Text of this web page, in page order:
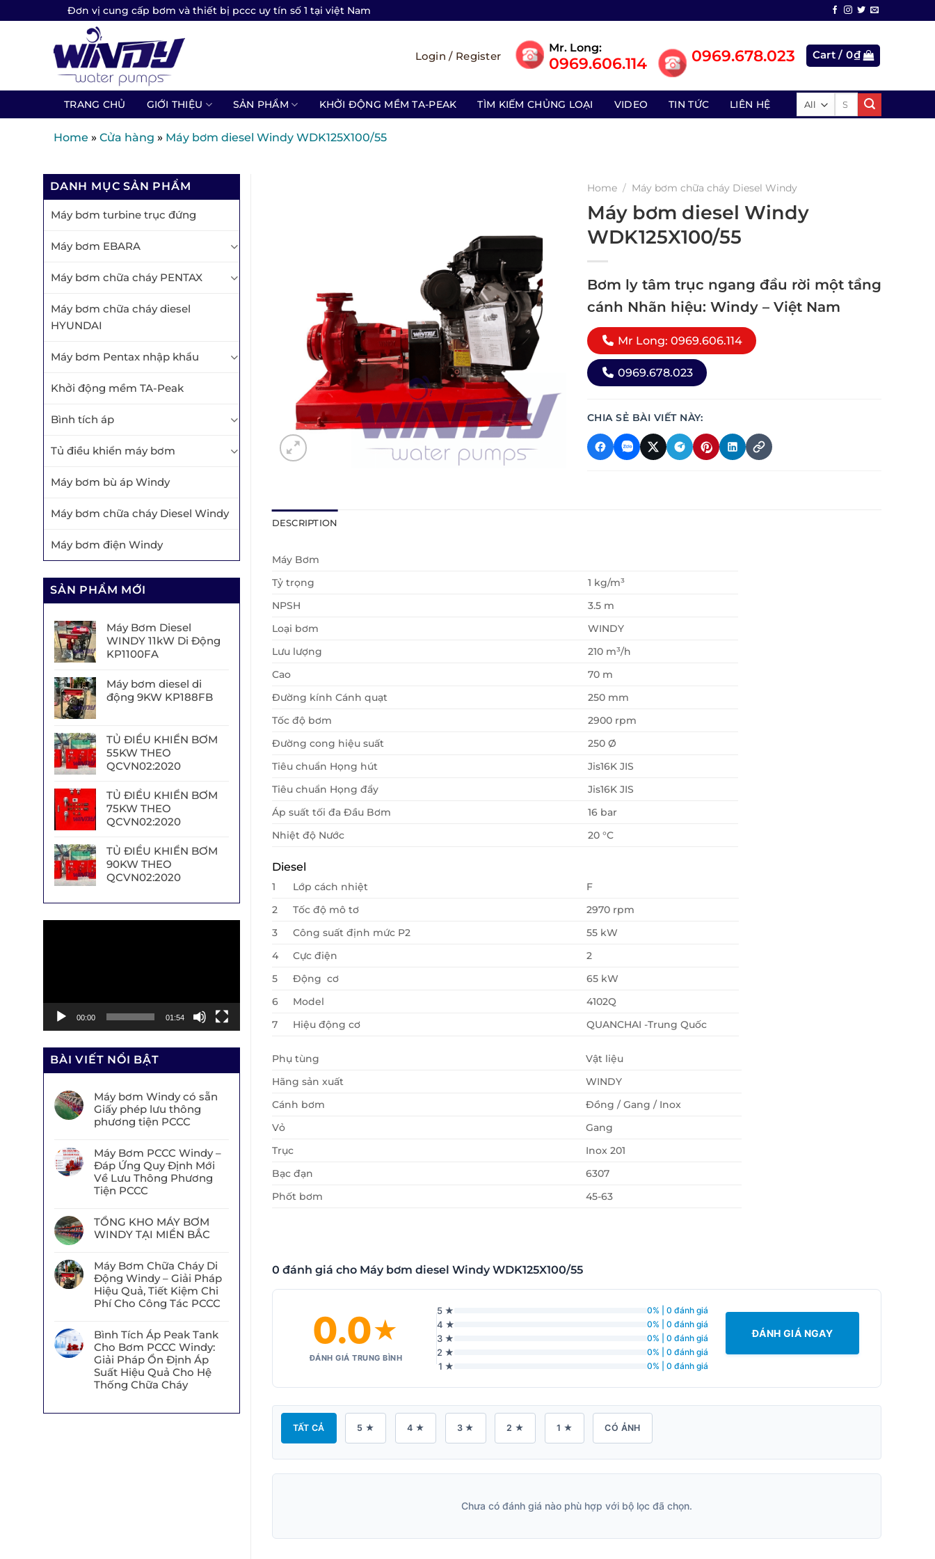
to
Đơn vị cung cấp bơm và thiết bị pccc uy tín số 1 tại việt Nam
Login / Register
Mr. Long:
0969.606.114 0969.678.023 Cart /0₫
TRANG CHỦ GIỚI THIỆU SẢN PHẨM KHỞI ĐỘNG MỀM TA-PEAK TÌM KIẾM CHỦNG LOẠI VIDEO TIN TỨC LIÊN HỆ
Home » Cửa hàng » Máy bơm diesel Windy WDK125X100/55
DANH MỤC SẢN PHẨM
Máy bơm turbine trục đứng
Máy bơm EBARA
Máy bơm chữa cháy PENTAX
Máy bơm chữa cháy diesel
HYUNDAI
Máy bơm Pentax nhập khẩu
Khởi động mềm TA-Peak
Bình tích áp
Tủ điều khiển máy bơm
Máy bơm bù áp Windy
Máy bơm chữa cháy Diesel Windy
Máy bơm điện Windy
SẢN PHẨM MỚI
Máy Bơm Diesel
WINDY 11kW Di Động
KP1100FA
Máy bơm diesel di
động 9KW KP188FB
TỦ ĐIỀU KHIỂN BƠM
55KW THEO
QCVN02:2020
TỦ ĐIỀU KHIỂN BƠM
75KW THEO
QCVN02:2020
TỦ ĐIỀU KHIỂN BƠM
90KW THEO
QCVN02:2020
00:00 01:54
BÀI VIẾT NỔI BẬT
Máy bơm Windy có sẵn
Giấy phép lưu thông
phương tiện PCCC
Máy Bơm PCCC Windy –
Đáp Ứng Quy Định Mới
Về Lưu Thông Phương
Tiện PCCC
TỔNG KHO MÁY BƠM
WINDY TẠI MIỀN BẮC
Máy Bơm Chữa Cháy Di
Động Windy – Giải Pháp
Hiệu Quả, Tiết Kiệm Chi
Phí Cho Công Tác PCCC
Bình Tích Áp Peak Tank
Cho Bơm PCCC Windy:
Giải Pháp Ổn Định Áp
Suất Hiệu Quả Cho Hệ
Thống Chữa Cháy
Home / Máy bơm chữa cháy Diesel Windy
Máy bơm diesel Windy
WDK125X100/55
Bơm ly tâm trục ngang đầu rời một tầng
cánh Nhãn hiệu: Windy – Việt Nam
Mr Long: 0969.606.114
0969.678.023
CHIA SẺ BÀI VIẾT NÀY:
DESCRIPTION
Máy Bơm
Tỷ trọng
1 kg/m³
NPSH
3.5 m
Loại bơm
WINDY
Lưu lượng
210 m³/h
Cao
70 m
Đường kính Cánh quạt
250 mm
Tốc độ bơm
2900 rpm
Đường cong hiệu suất
250 Ø
Tiêu chuẩn Họng hút
Jis16K JIS
Tiêu chuẩn Họng đẩy
Jis16K JIS
Áp suất tối đa Đầu Bơm
16 bar
Nhiệt độ Nước
20 °C
Diesel
1 Lớp cách nhiệt
F
2
Tốc độ mô tơ
2970 rpm
3
Công suất định mức P2
55 kW
4
Cực điện
2
5
Động cơ
65 kW
6
Model
4102Q
7
Hiệu động cơ QUANCHAI -Trung Quốc
Phụ tùng
Vật liệu
Hãng sản xuất
WINDY
Cánh bơm
Đồng / Gang / Inox
Vỏ
Gang
Trục
Inox 201
Bạc đạn
6307
Phốt bơm
45-63
0 đánh giá cho Máy bơm diesel Windy WDK125X100/55
0.0★
ĐÁNH GIÁ TRUNG BÌNH
5 ★ 0% | 0 đánh giá
4 ★ 0% | 0 đánh giá
3 ★ 0% | 0 đánh giá
2 ★ 0% | 0 đánh giá
1 ★ 0% | 0 đánh giá
ĐÁNH GIÁ NGAY
TẤT CẢ 5 ★ 4 ★ 3 ★ 2 ★ 1 ★ CÓ ẢNH
Chưa có đánh giá nào phù hợp với bộ lọc đã chọn.